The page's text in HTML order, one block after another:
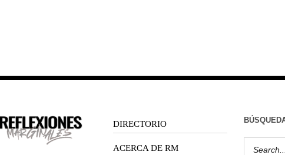
DIRECTORIO
ACERCA DE RM